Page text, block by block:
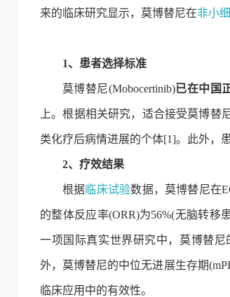
来的临床研究显示，莫博替尼在非小
1、患者选择标准
莫博替尼(Mobocertinib)已在中国
上。根据相关研究，适合接受莫博
类化疗后病情进展的个体[1]。此外，
2、疗效结果
根据 临床试验数据，莫博替尼在
的整体反应率(ORR)为56%(无脑转移
一项国际真实世界研究中，莫博替尼
外，莫博替尼的中位无进展生存期
临床应用中的有效性。